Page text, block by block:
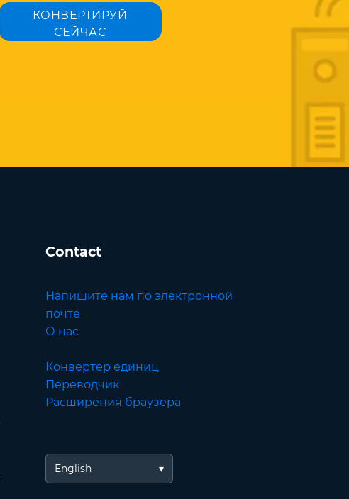
КОНВЕРТИРУЙ
СЕЙЧАС
Contact
Напишите нам по электронной
почте
О нас
Конвертер единиц
Переводчик
Расширения браузера
English